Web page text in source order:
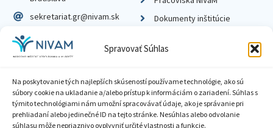
Spravovať Súhlas
Na poskytovanie tých najlepších skúseností používame technológie, ako sú
súbory cookie na ukladanie a/alebo prístup k informáciám o zariadení. Súhlas s
týmito technológiami nám umožní spracovávať údaje, ako je správanie pri
prehliadaní alebo jedinečné ID na tejto stránke. Nesúhlas alebo odvolanie
súhlasu môže nepriaznivo ovplyvniť určité vlastnosti a funkcie.
sekretariat.gr@nivam.sk
IČO: 00164348
DIČ: 2020798714
Dokumenty inštitúcie
Zásady ochrany súkromia